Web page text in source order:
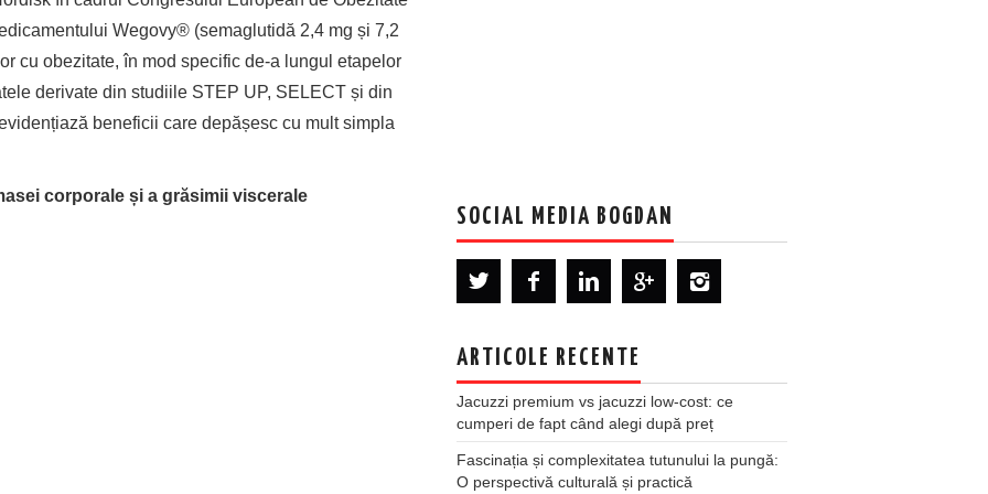
Wegovy® (semaglutidă 2,4 mg și 7,2
cu obezitate, în mod specific de-a lungul etapelor
derivate din studiile STEP UP, SELECT și din
beneficii care depășesc cu mult simpla
corporale și a grăsimii viscerale
SOCIAL MEDIA BOGDAN
ARTICOLE RECENTE
Jacuzzi premium vs jacuzzi low-cost: ce
cumperi de fapt când alegi după preț
Fascinația și complexitatea tutunului la pungă:
O perspectivă culturală și practică